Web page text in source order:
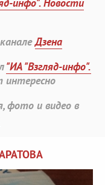
Дзена
"ИА "Взгляд-инфо".
интересно
фото и видео в